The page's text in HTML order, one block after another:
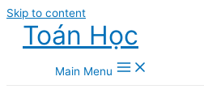
Skip to content
Toán Học
Main Menu